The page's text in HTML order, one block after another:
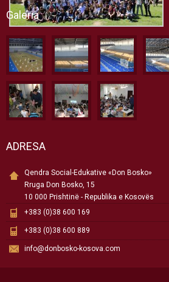
Galeria
ADRESA
Qendra Social-Edukative «Don Bosko»
Rruga Don Bosko, 15
10 000 Prishtinë - Republika e Kosovës
+383 (0)38 600 169
+383 (0)38 600 889
info@donbosko-kosova.com